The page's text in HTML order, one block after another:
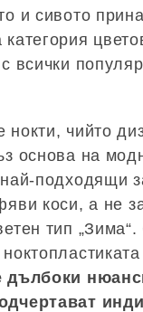
и сивото
всички
нокти, чийто
основа на
подходящи
коси, а не
тип
дълбоки